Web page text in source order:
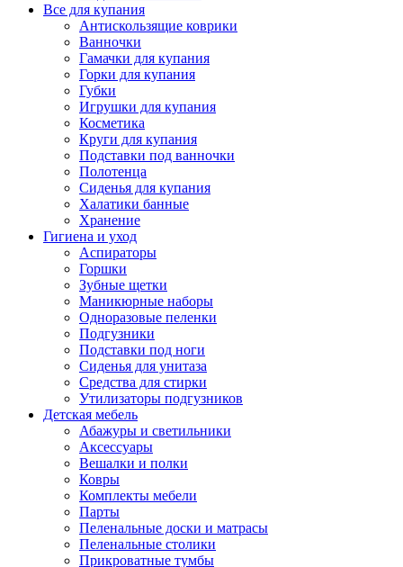
Все для купания
Антискользящие коврики
Ванночки
Гамачки для купания
Горки для купания
Губки
Игрушки для купания
Косметика
Круги для купания
Подставки под ванночки
Полотенца
Сиденья для купания
Халатики банные
Хранение
Гигиена и уход
Аспираторы
Горшки
Зубные щетки
Маникюрные наборы
Одноразовые пеленки
Подгузники
Подставки под ноги
Сиденья для унитаза
Средства для стирки
Утилизаторы подгузников
Детская мебель
Абажуры и светильники
Аксессуары
Вешалки и полки
Ковры
Комплекты мебели
Парты
Пеленальные доски и матрасы
Пеленальные столики
Прикроватные тумбы